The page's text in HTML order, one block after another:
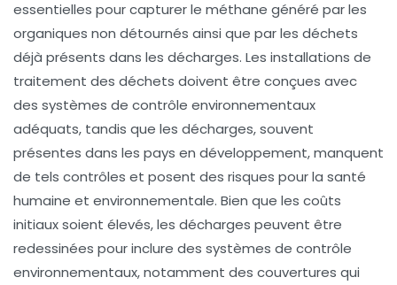
essentielles pour capturer le méthane généré par les
organiques non détournés ainsi que par les déchets
déjà présents dans les décharges. Les installations de
traitement des déchets doivent être conçues avec
des systèmes de contrôle environnementaux
adéquats, tandis que les décharges, souvent
présentes dans les pays en développement, manquent
de tels contrôles et posent des risques pour la santé
humaine et environnementale. Bien que les coûts
initiaux soient élevés, les décharges peuvent être
redessinées pour inclure des systèmes de contrôle
environnementaux, notamment des couvertures qui